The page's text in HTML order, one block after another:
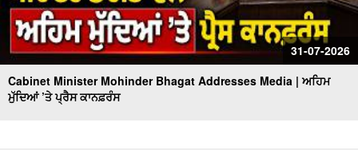
31-07-2026
Cabinet Minister Mohinder Bhagat Addresses Media | ਅਹਿਮ
ਮੁੱਦਿਆਂ ’ਤੇ ਪ੍ਰੈਸ ਕਾਨਫ਼ਰੰਸ